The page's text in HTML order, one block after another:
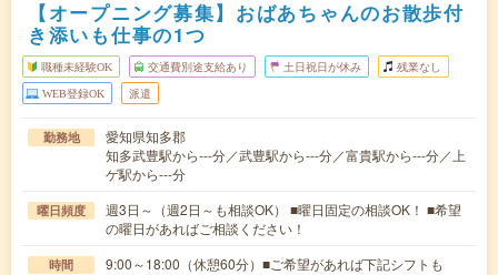
【オープニング募集】おばあちゃんのお散歩付
き添いも仕事の1つ
職種未経験OK 交通費別途支給あり 土日祝日が休み 残業なし
WEB登録OK 派遣
勤務地
愛知県知多郡
知多武豊駅から---分／武豊駅から---分／富貴駅から---分／上
ゲ駅から---分
曜日頻度
週3日～（週2日～も相談OK） ■曜日固定の相談OK！ ■希望
の曜日があればご相談ください！
時間
9:00～18:00（休憩60分）■ご希望があれば下記シフトも